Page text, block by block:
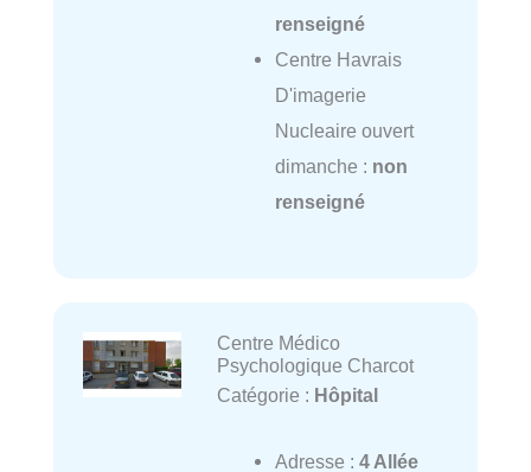
renseigné
Centre Havrais
D'imagerie
Nucleaire ouvert
dimanche : non
renseigné
Centre Médico
Psychologique Charcot
Catégorie : Hôpital
Adresse : 4 Allée